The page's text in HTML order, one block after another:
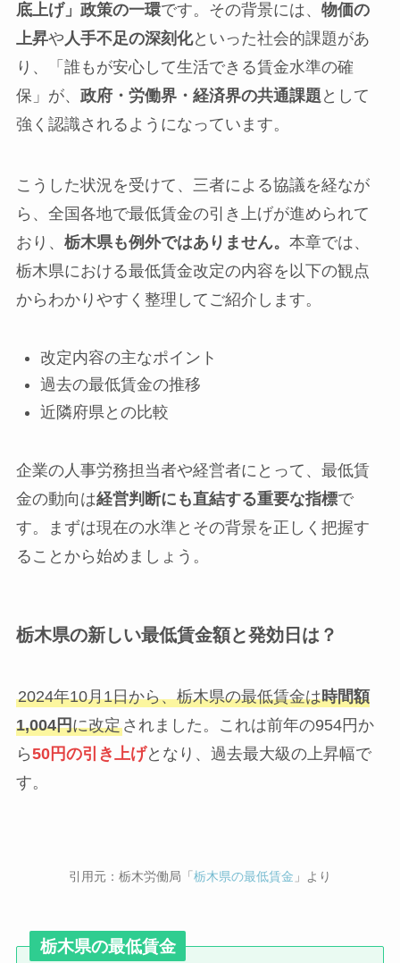
底上げ」政策の一環です。その背景には、 物価の
上昇や人手不足の深刻化といった社会的課題があ
り、「誰もが安心して生活できる賃金水準の確
保」が、 政府・労働界・経済界の共通課題 として
強く認識されるようになっています。
こうした状況を受けて、三者による協議を経なが
ら、全国各地で最低賃金の引き上げが進められて
おり、 栃木県も例外ではありません。 本章では、
栃木県における最低賃金改定の内容を以下の観点
からわかりやすく整理してご紹介します。
改定内容の主なポイント
過去の最低賃金の推移
近隣府県との比較
企業の人事労務担当者や経営者にとって、最低賃
金の動向は経営判断にも直結する重要な指標で
す。まずは現在の水準とその背景を正しく把握す
ることから始めましょう。
栃木県の新しい最低賃金額と発効日は？
2024年10月1日から、栃木県の最低賃金は時間額
1,004円に改定されました。これは前年の954円か
ら50円の引き上げとなり、過去最大級の上昇幅で
す。
引用元：栃木労働局「 栃木県の最低賃金 」より
栃木県の最低賃金